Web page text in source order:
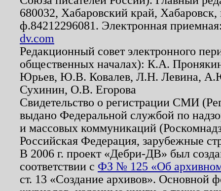
680032, Хабаровский край,
ф.84212296081. Электронная
dv.com
Редакционный совет электронного
общественных началах): К.А.
Юрьев, Ю.В. Ковалев, Л.Н. Левина,
Сухинин, О.В. Егорова
Свидетельство о регистрации СМИ
выдано Федеральной службой по
и массовых коммуникаций
Российская Федерация, зарубежные
В 2006 г. проект «Дебри-ДВ» был
соответствии с ФЗ № 125 «Об
ст. 13 «Создание архивов». Основной